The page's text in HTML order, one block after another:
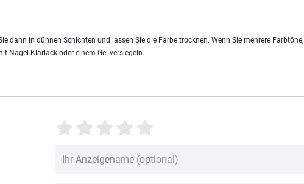
dann in dünnen Schichten und lassen Sie die Farbe trocknen. Wenn Sie mehrere Farbtöne,
Nagel-Klarlack oder einem Gel versiegeln.